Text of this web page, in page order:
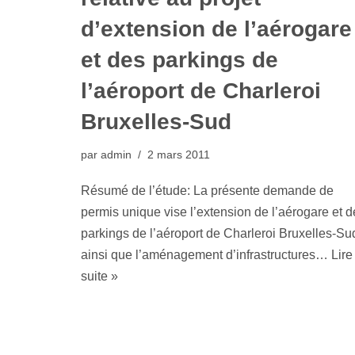
d’extension de l’aérogare
et des parkings de
l’aéroport de Charleroi
Bruxelles-Sud
par admin 2 mars 2011
Résumé de l’étude: La présente demande de
permis unique vise l’extension de l’aérogare et
parkings de l’aéroport de Charleroi Bruxelles-
ainsi que l’aménagement d’infrastructures…
suite »